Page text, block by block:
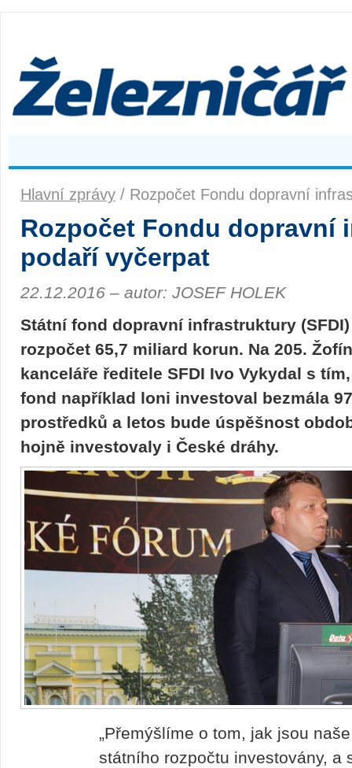
Hlavní zprávy / Rozpočet Fondu dopravní
Rozpočet Fondu dopravní
podaří vyčerpat
22.12.2016 – autor: JOSEF HOLEK
Státní fond dopravní infrastruktury
rozpočet 65,7 miliard korun. Na 205.
kanceláře ředitele SFDI Ivo Vykydal s
fond například loni investoval bezmála
prostředků a letos bude úspěšnost
hojně investovaly i České dráhy.
„Přemýšlíme o tom, jak jsou
státního rozpočtu investovány, a